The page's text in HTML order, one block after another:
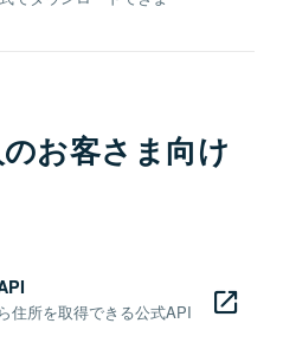
お客さま向け
住所を取得できる公式API